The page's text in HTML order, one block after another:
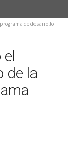
de desarrollo
de la